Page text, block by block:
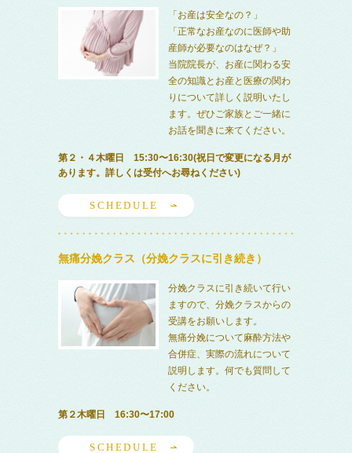
「お産は安全なの？」
「正常なお産なのに医師や助
産師が必要なのはなぜ？」
当院院長が、お産に関わる安
全の知識とお産と医療の関わ
りについて詳しく説明いたし
ます。ぜひご家族とご一緒に
お話を聞きに来てください。
第２・４木曜日 15:30〜16:30(祝日で変更になる月が
あります。詳しくは受付へお尋ねください)
SCHEDULE
無痛分娩クラス（分娩クラスに引き続き）
分娩クラスに引き続いて行い
ますので、分娩クラスからの
受講をお願いします。
無痛分娩について麻酔方法や
合併症、実際の流れについて
説明します。何でも質問して
ください。
第２木曜日 16:30〜17:00
SCHEDULE